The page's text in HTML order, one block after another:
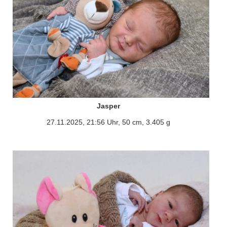
Jasper
27.11.2025, 21:56 Uhr, 50 cm, 3.405 g